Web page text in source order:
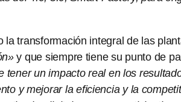
transformación integral de las
y que siempre tiene su punto de
un impacto real en los
y mejorar la eficiencia y la